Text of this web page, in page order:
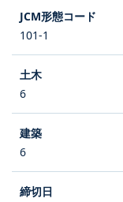
101-1
6
6